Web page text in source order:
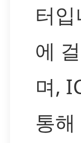
터
에
며,
통